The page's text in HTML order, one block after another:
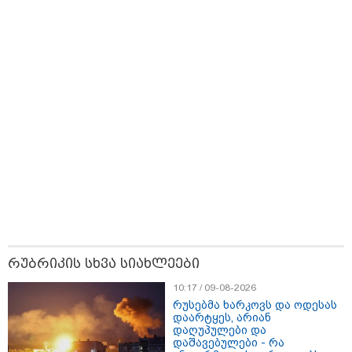
რუბრიკის სხვა სიახლეები
10:17 / 09-08-2026
რუსებმა ხარკოვს და ოდესას
დაარტყეს, არიან
დაღუპულები და
დაშავებულები - რა